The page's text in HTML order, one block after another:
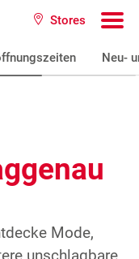
Stores
Neu-
Mode,
unschlagbare